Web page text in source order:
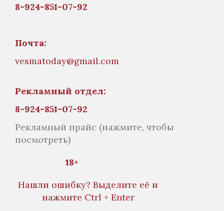
8-924-851-07-92
Почта:
vesmatoday@gmail.com
Рекламный отдел:
8-924-851-07-92
Рекламный прайс (нажмите, чтобы
посмотреть)
18+
Нашли ошибку? Выделите её и
нажмите Ctrl + Enter